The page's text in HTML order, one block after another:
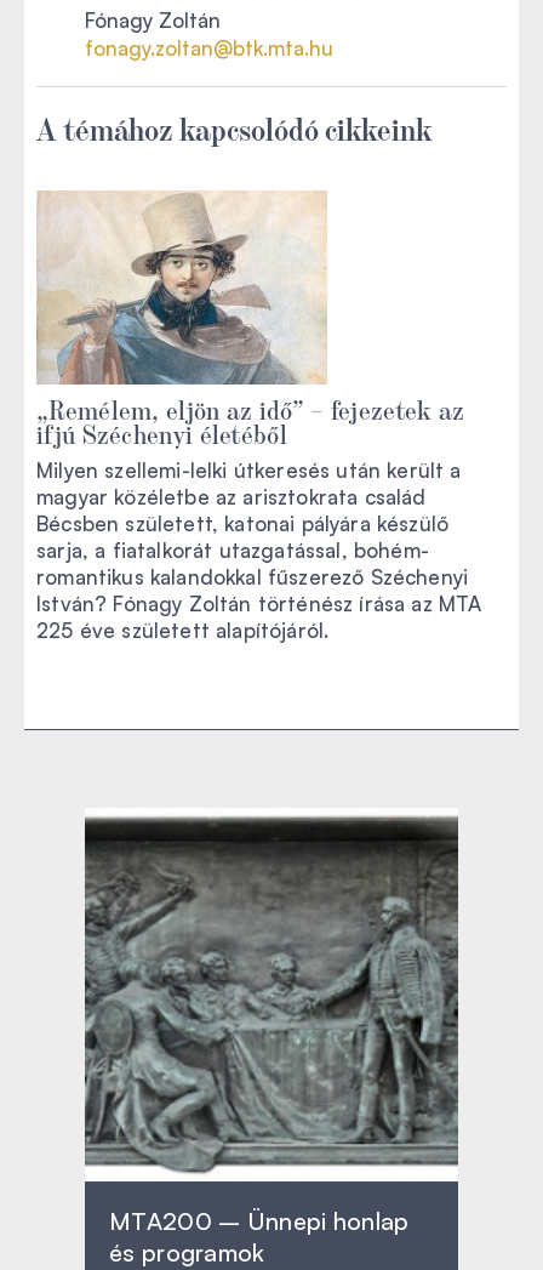
Fónagy Zoltán
fonagy.zoltan@btk.mta.hu
A témához kapcsolódó cikkeink
„Remélem, eljön az idő” – fejezetek az
ifjú Széchenyi életéből
Milyen szellemi-lelki útkeresés után került a
magyar közéletbe az arisztokrata család
Bécsben született, katonai pályára készülő
sarja, a fiatalkorát utazgatással, bohém-
romantikus kalandokkal fűszerező Széchenyi
István? Fónagy Zoltán történész írása az MTA
225 éve született alapítójáról.
MTA200 – Ünnepi honlap
és programok